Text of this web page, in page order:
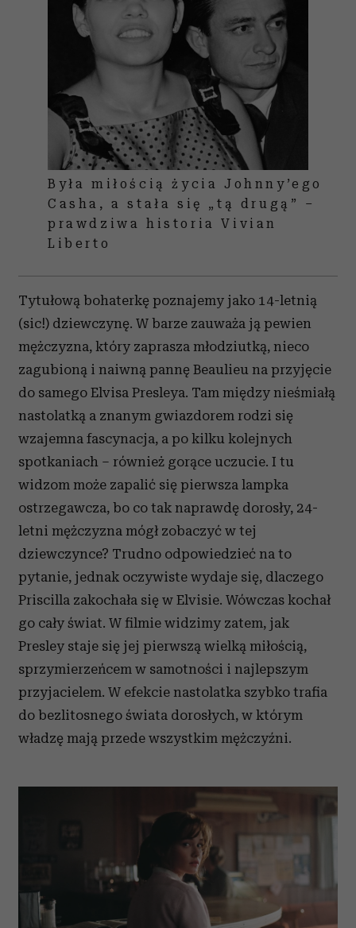
Była miłością życia Johnny’ego
Casha, a stała się „tą drugą” –
prawdziwa historia Vivian
Liberto
Tytułową bohaterkę poznajemy jako 14-letnią
(sic!) dziewczynę. W barze zauważa ją pewien
mężczyzna, który zaprasza młodziutką, nieco
zagubioną i naiwną pannę Beaulieu na przyjęcie
do samego Elvisa Presleya. Tam między nieśmiałą
nastolatką a znanym gwiazdorem rodzi się
wzajemna fascynacja, a po kilku kolejnych
spotkaniach – również gorące uczucie. I tu
widzom może zapalić się pierwsza lampka
ostrzegawcza, bo co tak naprawdę dorosły, 24-
letni mężczyzna mógł zobaczyć w tej
dziewczynce? Trudno odpowiedzieć na to
pytanie, jednak oczywiste wydaje się, dlaczego
Priscilla zakochała się w Elvisie. Wówczas kochał
go cały świat. W filmie widzimy zatem, jak
Presley staje się jej pierwszą wielką miłością,
sprzymierzeńcem w samotności i najlepszym
przyjacielem. W efekcie nastolatka szybko trafia
do bezlitosnego świata dorosłych, w którym
władzę mają przede wszystkim mężczyźni.